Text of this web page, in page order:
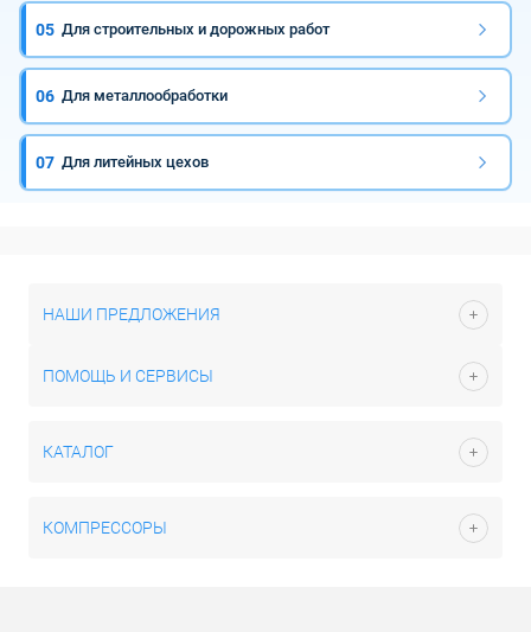
05 Для строительных и дорожных работ
06 Для металлообработки
07 Для литейных цехов
НАШИ ПРЕДЛОЖЕНИЯ
ПОМОЩЬ И СЕРВИСЫ
КАТАЛОГ
КОМПРЕССОРЫ